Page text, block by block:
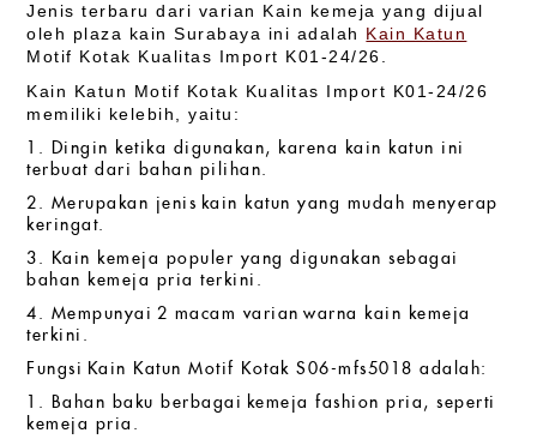
Jenis terbaru dari varian Kain kemeja yang dijual
oleh plaza kain Surabaya ini adalah Kain Katun
Motif Kotak Kualitas Import K01-24/26.
Kain Katun Motif Kotak Kualitas Import K01-24/26
memiliki kelebih, yaitu:
1. Dingin ketika digunakan, karena kain katun ini
terbuat dari bahan pilihan.
2. Merupakan jenis kain katun yang mudah menyerap
keringat.
3. Kain kemeja populer yang digunakan sebagai
bahan kemeja pria terkini.
4. Mempunyai 2 macam varian warna kain kemeja
terkini.
Fungsi Kain Katun Motif Kotak S06-mfs5018 adalah:
1. Bahan baku berbagai kemeja fashion pria, seperti
kemeja pria.